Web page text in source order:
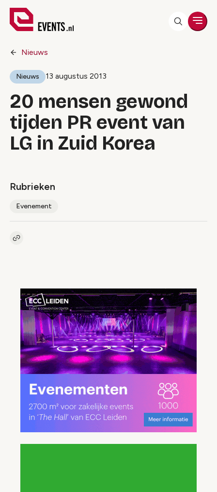
Nieuws
Nieuws 13 augustus 2013
20 mensen gewond
tijden PR event van
LG in Zuid Korea
Rubrieken
Evenement
Kopieer link naar artikel